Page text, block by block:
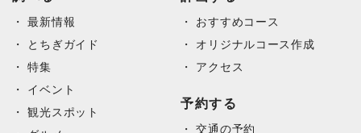
最新情報
とちぎガイド
特集
イベント
観光スポット
おすすめコース
オリジナルコース作成
アクセス
予約する
交通の予約